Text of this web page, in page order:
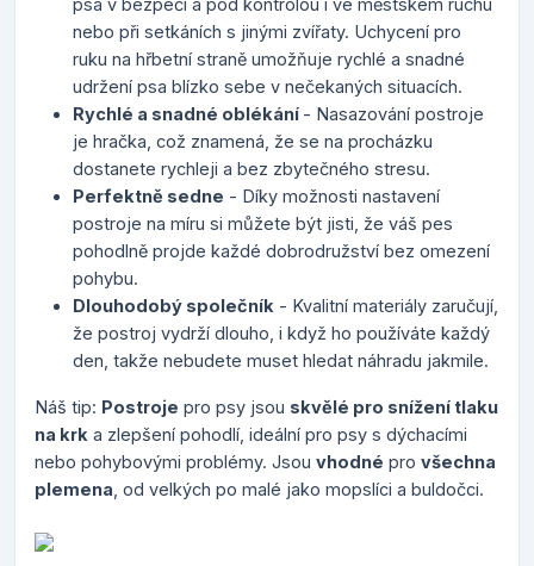
psa v bezpečí a pod kontrolou i ve městském ruchu
nebo při setkáních s jinými zvířaty. Uchycení pro
ruku na hřbetní straně umožňuje rychlé a snadné
udržení psa blízko sebe v nečekaných situacích.
Rychlé a snadné oblékání - Nasazování postroje
je hračka, což znamená, že se na procházku
dostanete rychleji a bez zbytečného stresu.
Perfektně sedne - Díky možnosti nastavení
postroje na míru si můžete být jisti, že váš pes
pohodlně projde každé dobrodružství bez omezení
pohybu.
Dlouhodobý společník - Kvalitní materiály zaručují,
že postroj vydrží dlouho, i když ho používáte každý
den, takže nebudete muset hledat náhradu jakmile.
Náš tip: Postroje pro psy jsou skvělé pro snížení tlaku
na krk a zlepšení pohodlí, ideální pro psy s dýchacími
nebo pohybovými problémy. Jsou vhodné pro všechna
plemena , od velkých po malé jako mopslíci a buldočci.